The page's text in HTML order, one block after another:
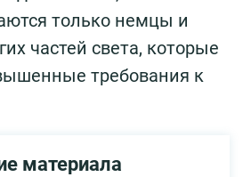
только немцы и
частей света, которые
требования к
материала